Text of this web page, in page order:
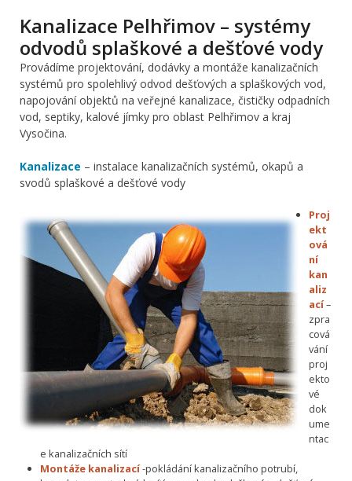
Kanalizace Pelhřimov – systémy
odvodů splaškové a dešťové vody
Provádíme projektování, dodávky a montáže kanalizačních
systémů pro spolehlivý odvod dešťových a splaškových vod,
napojování objektů na veřejné kanalizace, čističky odpadních
vod, septiky, kalové jímky pro oblast Pelhřimov a kraj
Vysočina.
Kanalizace – instalace kanalizačních systémů, okapů a
svodů splaškové a dešťové vody
Proj
ekt
ová
ní
kan
aliz
ací–
zpra
cová
vání
proj
ekto
vé
dok
ume
ntac
e kanalizačních sítí
Montáže kanalizací-pokládání kanalizačního potrubí,